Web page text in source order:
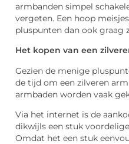
armbanden simpel
vergeten. Een hoop
pluspunten dan ook graag
Het kopen van een
Gezien de menige
de tijd om een zilveren
armbaden worden vaak
Via het internet is de
dikwijls een stuk
Omdat het een stuk